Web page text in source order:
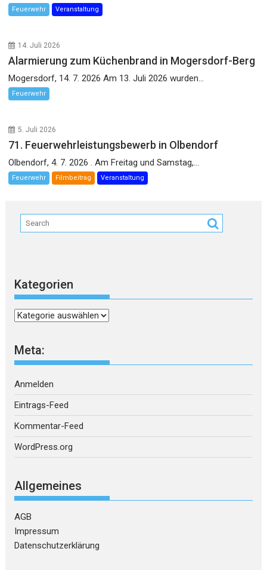
Feuerwehr Veranstaltung
14. Juli 2026
Alarmierung zum Küchenbrand in Mogersdorf-Berg
Mogersdorf, 14. 7. 2026 Am 13. Juli 2026 wurden...
Feuerwehr
5. Juli 2026
71. Feuerwehrleistungsbewerb in Olbendorf
Olbendorf, 4. 7. 2026 . Am Freitag und Samstag,...
Feuerwehr Filmbeitrag Veranstaltung
Kategorien
Kategorien
Meta:
Anmelden
Eintrags-Feed
Kommentar-Feed
WordPress.org
Allgemeines
AGB
Impressum
Datenschutzerklärung